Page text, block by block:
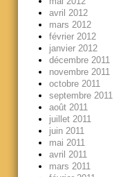
avril 2012
mars 2012
février 2012
janvier 2012
décembre 2011
novembre 2011
octobre 2011
septembre 2011
août 2011
juillet 2011
juin 2011
mai 2011
avril 2011
mars 2011